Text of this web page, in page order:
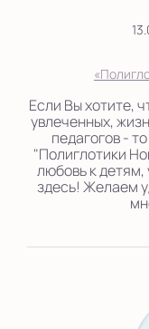
Если Вы хотите,
увлеченных,
педагогов -
"Полиглотики
любовь к детям,
здесь! Желаем